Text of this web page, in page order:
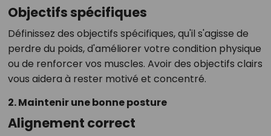
Objectifs spécifiques
Définissez des objectifs spécifiques, qu'il s'agisse de
perdre du poids, d'améliorer votre condition physique
ou de renforcer vos muscles. Avoir des objectifs clairs
vous aidera à rester motivé et concentré.
2. Maintenir une bonne posture
Alignement correct